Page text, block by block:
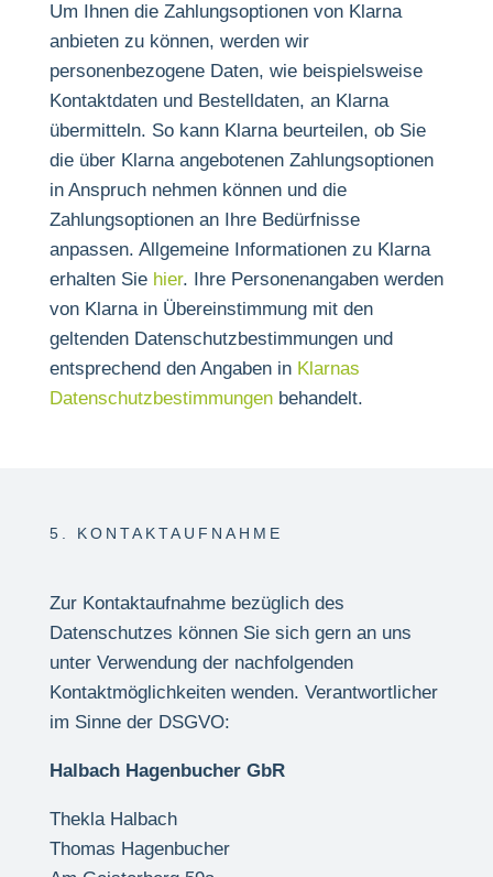
Um Ihnen die Zahlungsoptionen von Klarna
anbieten zu können, werden wir
personenbezogene Daten, wie beispielsweise
Kontaktdaten und Bestelldaten, an Klarna
übermitteln. So kann Klarna beurteilen, ob Sie
die über Klarna angebotenen Zahlungsoptionen
in Anspruch nehmen können und die
Zahlungsoptionen an Ihre Bedürfnisse
anpassen. Allgemeine Informationen zu Klarna
erhalten Sie hier. Ihre Personenangaben werden
von Klarna in Übereinstimmung mit den
geltenden Datenschutzbestimmungen und
entsprechend den Angaben in Klarnas
Datenschutzbestimmungen behandelt.
5. KONTAKTAUFNAHME
Zur Kontaktaufnahme bezüglich des
Datenschutzes können Sie sich gern an uns
unter Verwendung der nachfolgenden
Kontaktmöglichkeiten wenden. Verantwortlicher
im Sinne der DSGVO:
Halbach Hagenbucher GbR
Thekla Halbach
Thomas Hagenbucher